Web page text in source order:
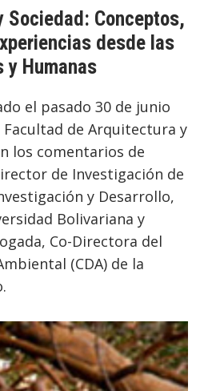
SOCIAL
EXTENSIÓN
EGRESADOS
Sociedad: Conceptos,
desde las
y Humanas
el pasado 30 de junio
de Arquitectura y
los comentarios de
de Investigación de
y Desarrollo,
Bolivariana y
Co-Directora del
(CDA) de la